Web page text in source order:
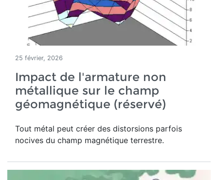
25 février, 2026
Impact de l'armature non
métallique sur le champ
géomagnétique (réservé)
Tout métal peut créer des distorsions parfois
nocives du champ magnétique terrestre.